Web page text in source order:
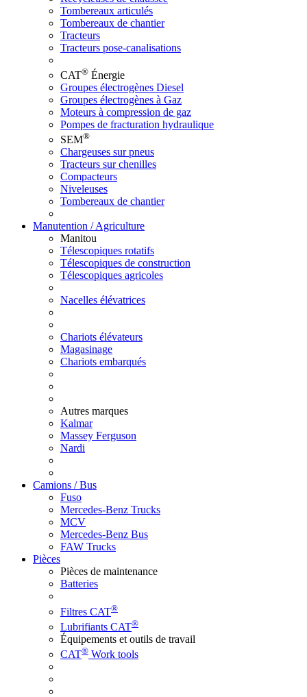
Tombereaux articulés
Tombereaux de chantier
Tracteurs
Tracteurs pose-canalisations
CAT® Énergie
Groupes électrogènes Diesel
Groupes électrogènes à Gaz
Moteurs à compression de gaz
Pompes de fracturation hydraulique
SEM®
Chargeuses sur pneus
Tracteurs sur chenilles
Compacteurs
Niveleuses
Tombereaux de chantier
Manutention / Agriculture
Manitou
Télescopiques rotatifs
Télescopiques de construction
Télescopiques agricoles
Nacelles élévatrices
Chariots élévateurs
Magasinage
Chariots embarqués
Autres marques
Kalmar
Massey Ferguson
Nardi
Camions / Bus
Fuso
Mercedes-Benz Trucks
MCV
Mercedes-Benz Bus
FAW Trucks
Pièces
Pièces de maintenance
Batteries
Filtres CAT®
Lubrifiants CAT®
Équipements et outils de travail
CAT® Work tools